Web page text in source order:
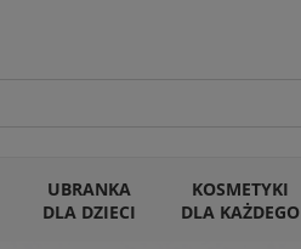
UBRANKA
DLA DZIECI
KOSMETYKI
DLA KAŻDEGO